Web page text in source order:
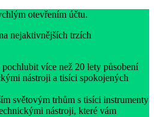
otevřením účtu.
nejaktivnějších trzích
více než 20 lety působení
nástroji a tisíci spokojených
světovým trhům s tisíci instrumenty
nástroji, které vám